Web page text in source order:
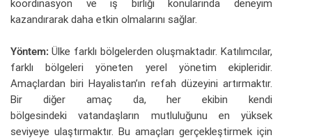
koordinasyon ve iş birliği konularında deneyim
kazandırarak daha etkin olmalarını sağlar.
Yöntem: Ülke farklı bölgelerden oluşmaktadır. Katılımcılar,
farklı bölgeleri yöneten yerel yönetim ekipleridir.
Amaçlardan biri Hayalistan’ın refah düzeyini artırmaktır.
Bir diğer amaç da, her ekibin kendi
bölgesindeki vatandaşların mutluluğunu en yüksek
seviyeye ulaştırmaktır. Bu amaçları gerçekleştirmek için